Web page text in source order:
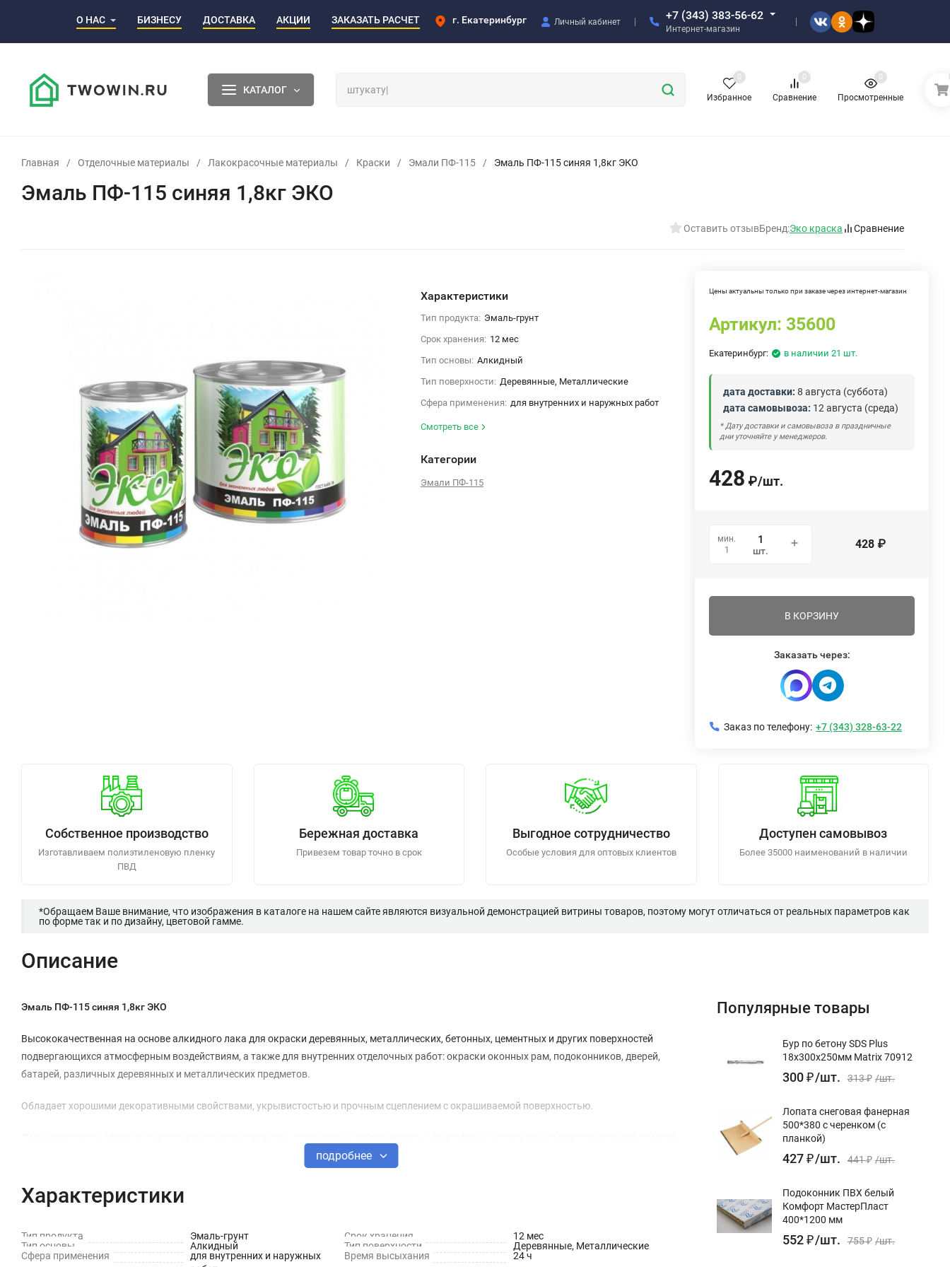
О НАС БИЗНЕСУ ДОСТАВКА АКЦИИ ЗАКАЗАТЬ РАСЧЕТ г. Екатеринбург Личный кабинет +7 (343) 383-56-62
Интернет-магазин
КАТАЛОГ
Избранное
0
Сравнение
0
Просмотренные
0
Главная / Отделочные материалы / Лакокрасочные материалы / Краски / Эмали ПФ-115 / Эмаль ПФ-115 синяя 1,8кг ЭКО
Эмаль ПФ-115 синяя 1,8кг ЭКО
Оставить отзывБренд:Эко краска Сравнение
Характеристики
Тип продукта: Эмаль-грунт
Срок хранения: 12 мес
Тип основы: Алкидный
Тип поверхности: Деревянные, Металлические
Сфера применения: для внутренних и наружных работ
Смотреть все
Категории
Эмали ПФ-115
Цены актуальны только при заказе через интернет-магазин
Артикул:35600
Екатеринбург: в наличии 21 шт.
дата доставки: 8 августа (суббота)
дата самовывоза: 12 августа (среда)
* Дату доставки и самовывоза в праздничные
дни уточняйте у менеджеров.
428 ₽/шт.
мин.
1
шт. 428 ₽
В КОРЗИНУ
Заказать через:
Заказ по телефону: +7 (343) 328-63-22
Собственное производство
Изготавливаем полиэтиленовую пленку
ПВД
Бережная доставка
Привезем товар точно в срок
Выгодное сотрудничество
Особые условия для оптовых клиентов
Доступен самовывоз
Более 35000 наименований в наличии
*Обращаем Ваше внимание, что изображения в каталоге на нашем сайте являются визуальной демонстрацией витрины товаров, поэтому могут отличаться от реальных параметров как
по форме так и по дизайну, цветовой гамме.
Описание
Эмаль ПФ-115 синяя 1,8кг ЭКО
Высококачественная на основе алкидного лака для окраски деревянных, металлических, бетонных, цементных и других поверхностей
подвергающихся атмосферным воздействиям, а также для внутренних отделочных работ: окраски оконных рам, подоконников, дверей,
батарей, различных деревянных и металлических предметов.
Обладает хорошими декоративными свойствами, укрывистостью и прочным сцеплением с окрашиваемой поверхностью.
Готовая к применению, атмосфероустойчивая, отличается блеском, высоким сцеплением с окрашиваемой поверхностью.
Покрытие, состоящее из двух слоев эмали, сохраняет защитные свойства в течение трёх лет.
Технические характеристики
подробнее
Характеристики
Тип продукта Эмаль-грунт Срок хранения
12 мес
Тип основы
Алкидный Тип поверхности
Деревянные, Металлические
Сфера применения
для внутренних и наружных
Время высыхания 24 ч
Популярные товары
Бур по бетону SDS Plus
18x300х250мм Matrix 70912
300₽/шт. 313₽ /шт.
Лопата снеговая фанерная
500*380 с черенком (с
планкой)
427₽/шт. 441₽ /шт.
Подоконник ПВХ белый
Комфорт МастерПласт
400*1200 мм
552₽/шт. 755₽ /шт.